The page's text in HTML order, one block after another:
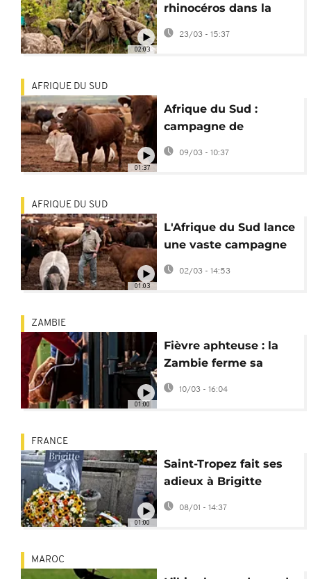
02:03
rhinocéros dans la
vallée de Kidepo après
43 ans
23/03 - 15:37
01:37
AFRIQUE DU SUD
Afrique du Sud :
campagne de
vaccination de bétail
contre la fièvre
09/03 - 10:37
01:03
AFRIQUE DU SUD
L'Afrique du Sud lance
une vaste campagne
de vaccination du
bétail
02/03 - 14:53
01:00
ZAMBIE
Fièvre aphteuse : la
Zambie ferme sa
frontière au bétail
d'Afrique du Sud
10/03 - 16:04
01:00
FRANCE
Saint-Tropez fait ses
adieux à Brigitte
Bardot
08/01 - 14:37
MAROC